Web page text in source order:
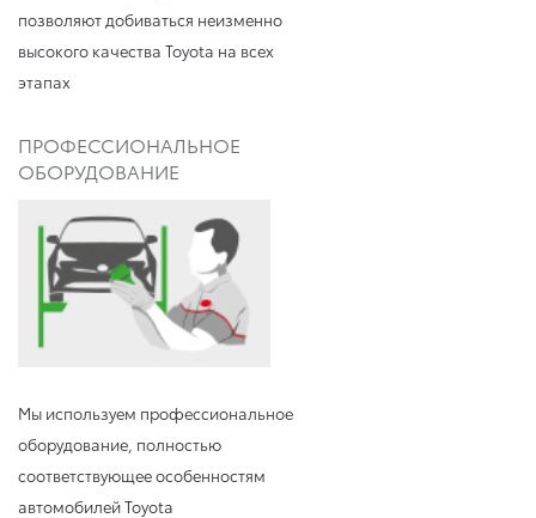
позволяют добиваться неизменно
высокого качества Toyota на всех
этапах
ПРОФЕССИОНАЛЬНОЕ
ОБОРУДОВАНИЕ
Мы используем профессиональное
оборудование, полностью
соответствующее особенностям
автомобилей Toyota